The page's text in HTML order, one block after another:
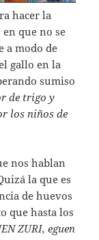
hacer la
que no se
a modo de
gallo en la
sumiso
de trigo y
los niños de
nos hablan
la que es
de huevos
que hasta los
ZURI, eguen